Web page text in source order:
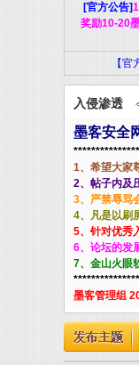
客
»
[官方公告]
奖励10-20墨
【
入侵渗透
墨客安全
1、希望大家
2、帖子内及
3、严禁辱骂
4、凡是以刷
5、针对优秀
6、论坛的发
7、金山火眼
墨客管理组